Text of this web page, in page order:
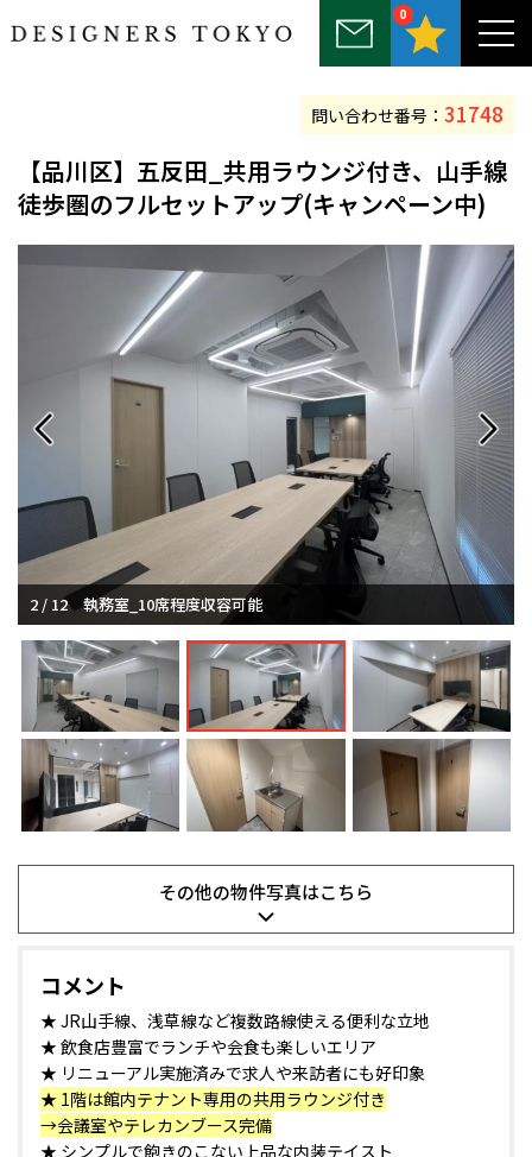
0
～25坪 25坪～50坪 50坪～75坪
75坪～100坪
【品川区】五反田_共用ラウンジ付き、山手線
徒歩圏のフルセットアップ(キャンペーン中)
問い合わせ番号： 31748
2 / 12 執務室_10席程度収容可能
3 / 12 会議室_８名用
その他の物件写真はこちら
コメント
★ JR山手線、浅草線など複数路線使える便利な立地
★ 飲食店豊富でランチや会食も楽しいエリア
★ リニューアル実施済みで求人や来訪者にも好印象
★ 1階は館内テナント専用の共用ラウンジ付き
→会議室やテレカンブース完備
★ シンプルで飽きのこない上品な内装テイスト